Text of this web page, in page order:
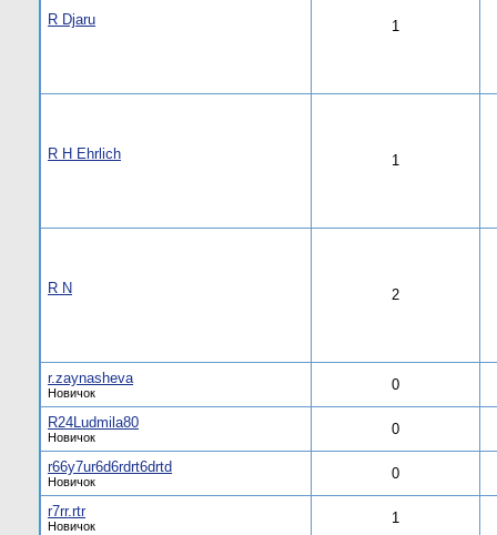
R Djaru 1
R H Ehrlich 1
R N 2
r.zaynasheva
Новичок 0
R24Ludmila80
Новичок 0
r66y7ur6d6rdrt6drtd
Новичок 0
r7rr.rtr
Новичок 1